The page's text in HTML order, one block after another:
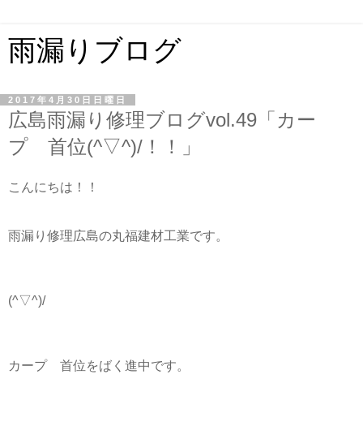
雨漏りブログ
2017年4月30日日曜日
広島雨漏り修理ブログvol.49「カー
プ 首位(^▽^)/！！」
こんにちは！！
雨漏り修理広島の丸福建材工業です。
(^▽^)/
カープ 首位をばく進中です。